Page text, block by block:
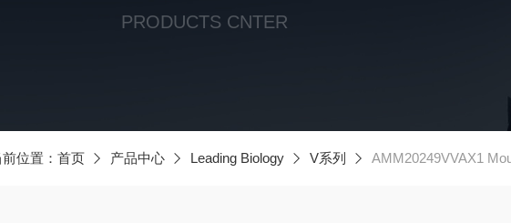
PRODUCTS CNTER
位置： 首页 产品中心 Leading Biology V系列 AMM20249VVAX1